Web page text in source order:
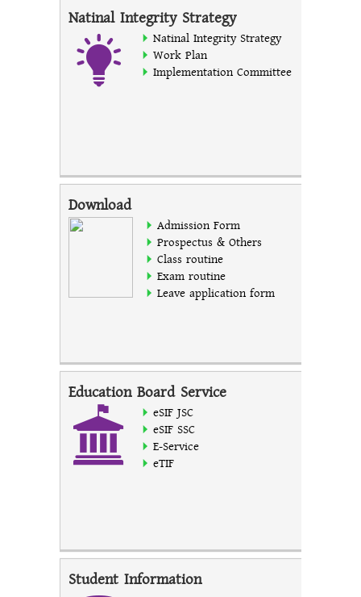
Natinal Integrity Strategy
Natinal Integrity Strategy
Work Plan
Implementation Committee
Download
Admission Form
Prospectus & Others
Class routine
Exam routine
Leave application form
Education Board Service
eSIF JSC
eSIF SSC
E-Service
eTIF
Student Information